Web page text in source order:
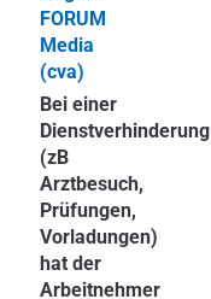
FORUM
Media
(cva)
Bei einer
Dienstverhinderung
(zB
Arztbesuch,
Prüfungen,
Vorladungen)
hat der
Arbeitnehmer